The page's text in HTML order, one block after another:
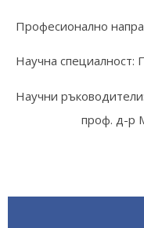
Професионално
Научна
Научни
проф. д-р